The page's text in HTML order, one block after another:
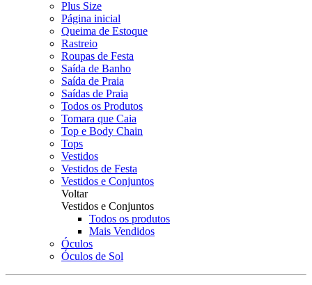
Plus Size
Página inicial
Queima de Estoque
Rastreio
Roupas de Festa
Saída de Banho
Saída de Praia
Saídas de Praia
Todos os Produtos
Tomara que Caia
Top e Body Chain
Tops
Vestidos
Vestidos de Festa
Vestidos e Conjuntos
Voltar
Vestidos e Conjuntos
Todos os produtos
Mais Vendidos
Óculos
Óculos de Sol